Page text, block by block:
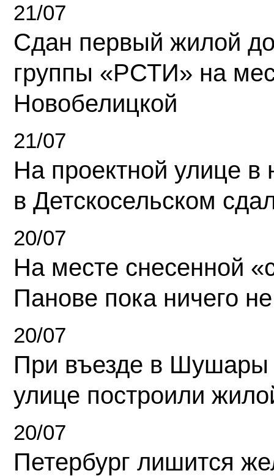
21/07
Сдан первый жилой
группы «РСТИ» на
Новобелицкой
21/07
На проектной улице
в Детскосельском
20/07
На месте снесенной
Панове пока ничего
20/07
При въезде в Шушары
улице построили
20/07
Петербург лишится